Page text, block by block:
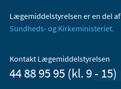
Lægemiddelstyrelsen er en del af
Sundheds- og Kirkeministeriet.
Kontakt Lægemiddelstyrelsen
44 88 95 95 (kl. 9 - 15)